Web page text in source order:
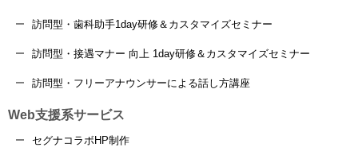
訪問型・歯科助手1day研修＆カスタマイズセミナー
訪問型・接遇マナー 向上 1day研修＆カスタマイズセミナー
訪問型・フリーアナウンサーによる話し方講座
Web支援系サービス
セグナコラボHP制作